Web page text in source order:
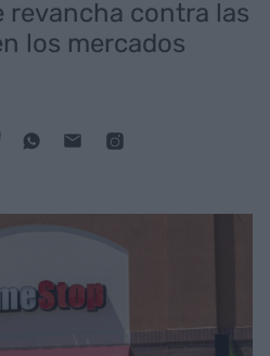
revancha contra las
los mercados